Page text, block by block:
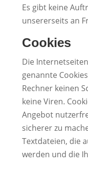
Es gibt keine
unsererseits an
Cookies
Die
genannte
Rechner keinen
keine Viren.
Angebot
sicherer zu
Textdateien, die
werden und die